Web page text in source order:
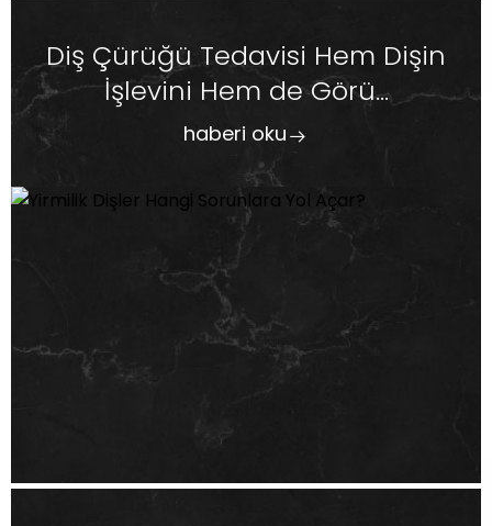
Diş Çürüğü Tedavisi Hem Dişin
İşlevini Hem de Görü...
haberi oku